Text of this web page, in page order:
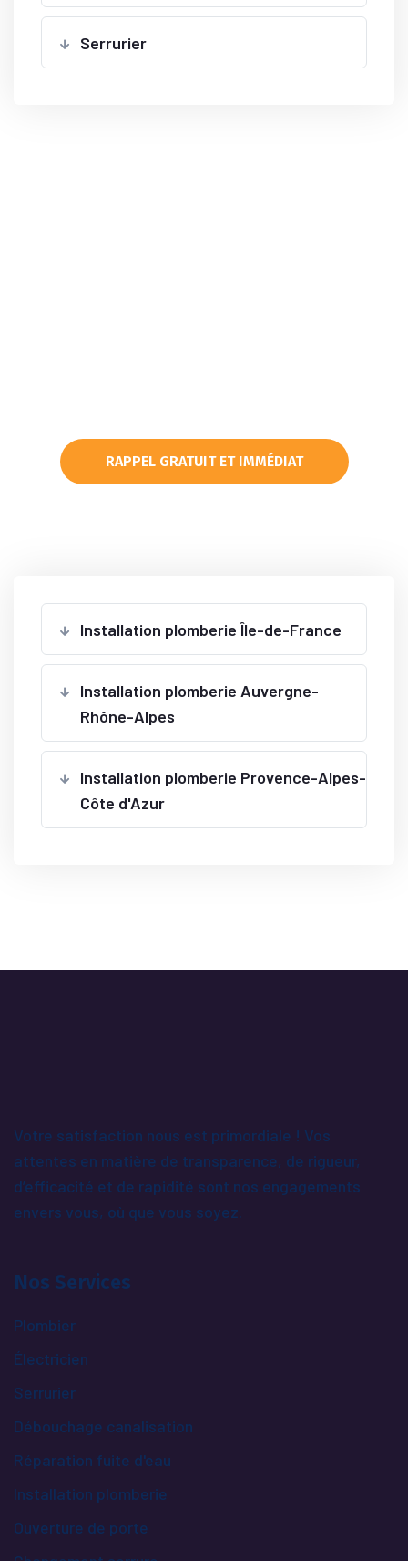
Serrurier
RAPPEL GRATUIT ET IMMÉDIAT
Installation plomberie Île-de-France
Installation plomberie Auvergne-
Rhône-Alpes
Installation plomberie Provence-Alpes-
Côte d'Azur
Votre satisfaction nous est primordiale ! Vos
attentes en matière de transparence, de rigueur,
d’efficacité et de rapidité sont nos engagements
envers vous, où que vous soyez.
Nos Services
Plombier
Électricien
Serrurier
Débouchage canalisation
Réparation fuite d'eau
Installation plomberie
Ouverture de porte